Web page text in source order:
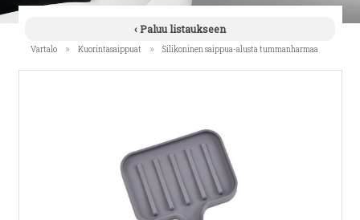
‹ Paluu listaukseen
Vartalo » Kuorintasaippuat » Silikoninen saippua-alusta tummanharmaa